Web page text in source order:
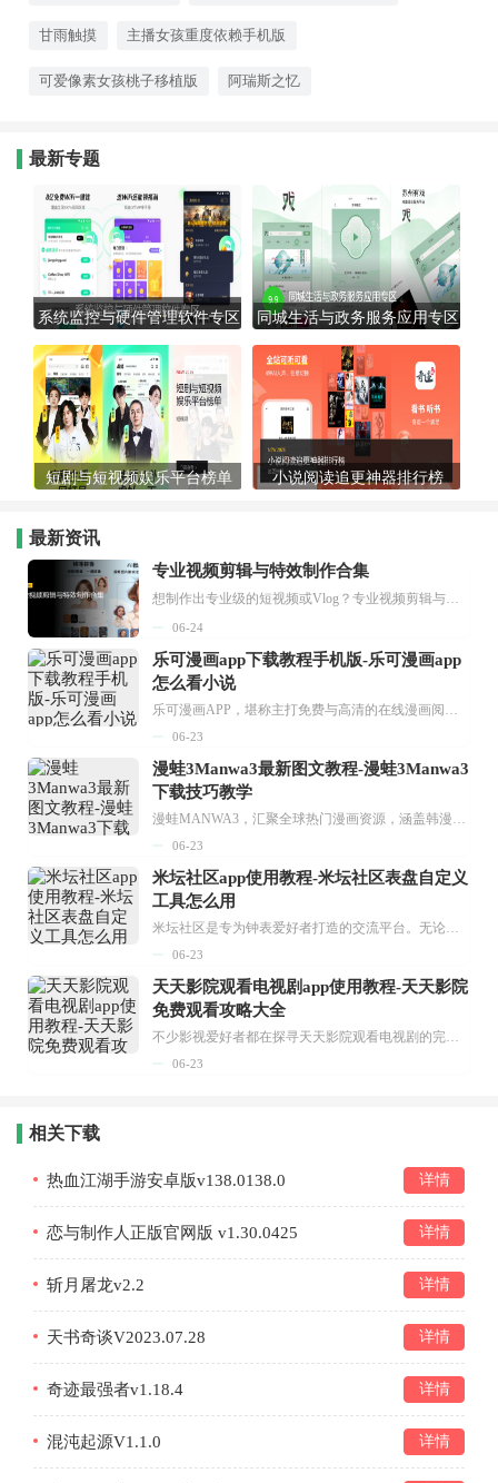
甘雨触摸 主播女孩重度依赖手机版
可爱像素女孩桃子移植版 阿瑞斯之忆
最新专题
系统监控与硬件管理软件专区 同城生活与政务服务应用专区
短剧与短视频娱乐平台榜单 小说阅读追更神器排行榜
最新资讯
专业视频剪辑与特效制作合集
想制作出专业级的短视频或Vlog？专业视频剪辑与特效制作大全专题为你提供了从剪辑、抠像到特效包装的全套解决方案。无论是添加炫酷的片头、进行精准的视频抠图，还是制...
06-24
乐可漫画app下载教程手机版-乐可漫画app
怎么看小说
乐可漫画APP，堪称主打免费与高清的在线漫画阅读神器。其官方版提供海量完整版漫画资源，无论是国内漫画，还是日漫、韩漫、台漫、美漫等国外漫画，应有尽有，随时供你阅读。只需轻点一下，便能直接进入阅读界面。不仅如此，乐可漫画最新版本更新速度极快，在这里，你总能抢先看到全网一手漫画章节内容！...
06-23
漫蛙3Manwa3最新图文教程-漫蛙3Manwa3
下载技巧教学
漫蛙MANWA3，汇聚全球热门漫画资源，涵盖韩漫、欧美漫画、国漫等多种类型，题材丰富多样，全方位满足用户阅读喜好。它不仅是阅读平台，更是创作平台，为广大用户打造零门槛创作环境。...
06-23
米坛社区app使用教程-米坛社区表盘自定义
工具怎么用
米坛社区是专为钟表爱好者打造的交流平台。无论你是初涉钟表领域的普通爱好者，还是拥有多年收藏经验的资深玩家，都能在此找到属于自己的天地。 无需注册，就能轻松参与其中。通过专业的讨论论坛与丰富的交互功能，你可与世界各地的钟表爱好者畅快交流。若你钟情于钟表，米坛社区无疑是值得一试的理想之选。在这里，你能获取最新的手表资讯，交流见解，提升鉴赏品味，让每一块手表都成为收藏故事中重要的一部分。感兴趣的朋友，不要错过下载机会。...
06-23
天天影院观看电视剧app使用教程-天天影院
免费观看攻略大全
不少影视爱好者都在探寻天天影院观看电视剧的完整方法，结合最新平台使用规则，本篇新手入门攻略全面讲解观看渠道、检索流程、播放设置以及画面模式调整等实用内容。全文适配手机、电脑等主流设备，步骤简洁易懂，无论是初次使用的新手，还是想要优化观影体验的用户，都能参照内容快速上手，熟练掌握平台各项操作技巧，轻松畅享影视内容。...
06-23
相关下载
热血江湖手游安卓版v138.0138.0 详情
恋与制作人正版官网版 v1.30.0425 详情
斩月屠龙v2.2 详情
天书奇谈V2023.07.28 详情
奇迹最强者v1.18.4 详情
混沌起源V1.1.0 详情